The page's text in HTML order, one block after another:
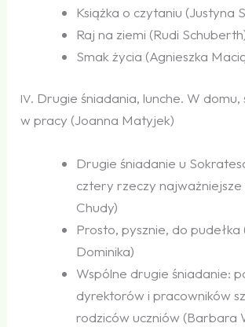
Książka o czytaniu (Justyna
Raj na ziemi (Rudi
Smak życia (Agnieszka
IV. Drugie śniadania, lunche. W domu,
w pracy (Joanna Matyjek)
Drugie śniadanie u
cztery rzeczy najważniejsze
Chudy)
Prosto, pysznie, do pudełka
Dominika)
Wspólne drugie śniadanie:
dyrektorów i pracowników
rodziców uczniów (Barbara